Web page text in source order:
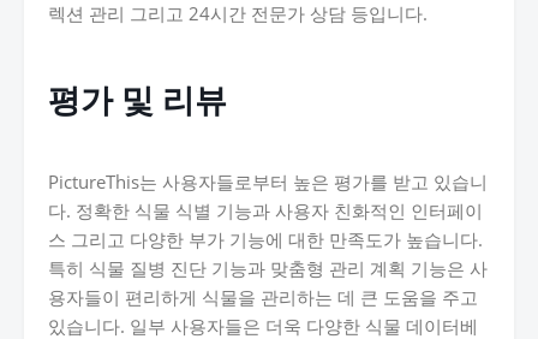
렉션 관리 그리고 24시간 전문가 상담 등입니다.
평가 및 리뷰
PictureThis는 사용자들로부터 높은 평가를 받고 있습니
다. 정확한 식물 식별 기능과 사용자 친화적인 인터페이
스 그리고 다양한 부가 기능에 대한 만족도가 높습니다.
특히 식물 질병 진단 기능과 맞춤형 관리 계획 기능은 사
용자들이 편리하게 식물을 관리하는 데 큰 도움을 주고
있습니다. 일부 사용자들은 더욱 다양한 식물 데이터베